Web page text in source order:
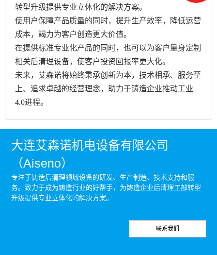
转型升级提供专业立体化的解决方案。
使用户保障产品质量的同时，提升生产效率，降低运营
成本，竭力为客户创造更大价值。
在提供标准专业化产品的同时，也可以为客户量身定制
相关后清理设备，使客户投资回报率更大化。
未来，艾森诺将始终秉承创新为本，技术相承、服务至
上、追求卓越的经营理念，助力于铸造企业推动工业
4.0进程。
大连艾森诺机电设备有限公司
（Aiseno）
专注于铸造后清理领域设备的研发、生产制造、技术支持和服
务。致力于成为铸造行业的好帮手，为铸造企业后清理工部转型
升级提供专业立体化的解决方案。
联系我们